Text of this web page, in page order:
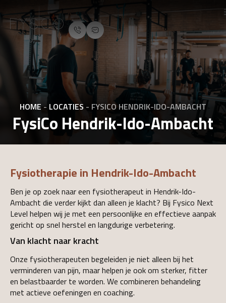
HOME- LOCATIES - FYSICO HENDRIK-IDO-AMBACHT
FysiCo Hendrik-Ido-Ambacht
Fysiotherapie in Hendrik-Ido-Ambacht
Ben je op zoek naar een fysiotherapeut in Hendrik-Ido-
Ambacht die verder kijkt dan alleen je klacht? Bij Fysico Next
Level helpen wij je met een persoonlijke en effectieve aanpak
gericht op snel herstel en langdurige verbetering.
Van klacht naar kracht
Onze fysiotherapeuten begeleiden je niet alleen bij het
verminderen van pijn, maar helpen je ook om sterker, fitter
en belastbaarder te worden. We combineren behandeling
met actieve oefeningen en coaching.